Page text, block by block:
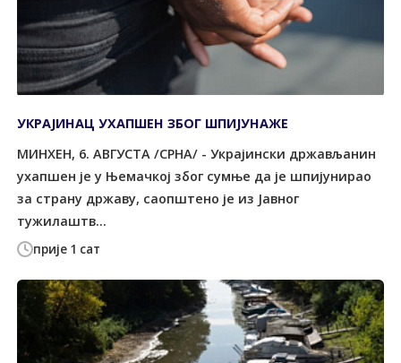
прије 1 сат
УКРАЈИНАЦ УХАПШЕН ЗБОГ ШПИЈУНАЖЕ
МИНХЕН, 6. АВГУСТА /СРНА/ - Украјински држављанин
ухапшен је у Њемачкој због сумње да је шпијунирао
за страну државу, саопштено је из Јавног
тужилаштв...